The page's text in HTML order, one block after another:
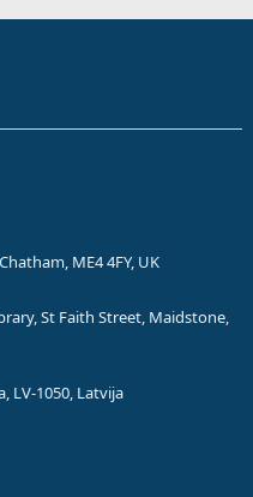
ME4 4FY, UK
St Faith Street, Maidstone,
LV-1050, Latvija